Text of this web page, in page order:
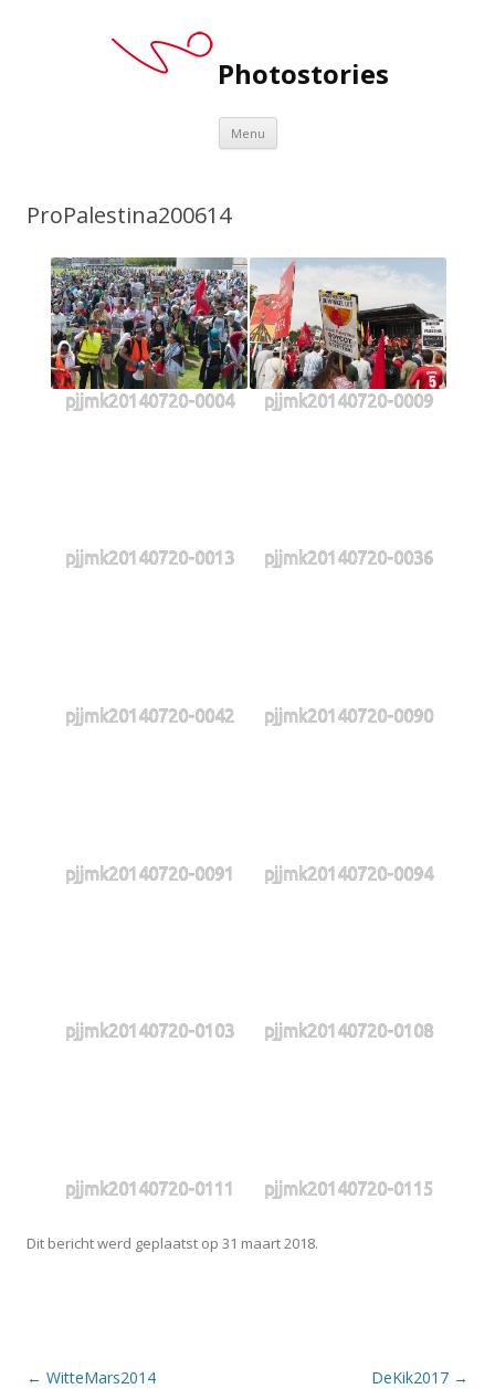
Photostories
Menu Spring
inhoud
ProPalestina200614
pjjmk20140720-0004 pjjmk20140720-0009
pjjmk20140720-0013 pjjmk20140720-0036
pjjmk20140720-0042 pjjmk20140720-0090
pjjmk20140720-0091 pjjmk20140720-0094
pjjmk20140720-0103 pjjmk20140720-0108
pjjmk20140720-0111 pjjmk20140720-0115
Dit bericht werd geplaatst op 31 maart 2018.
Berichtnavigatie
← WitteMars2014 DeKik2017 →